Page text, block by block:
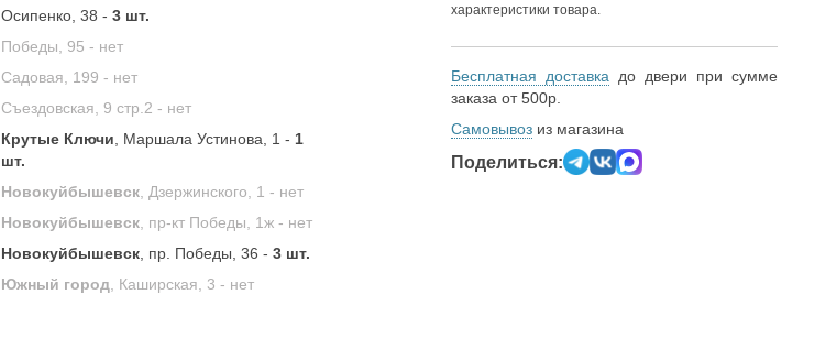
Осипенко, 38 -3 шт.
Победы, 95 - нет
Садовая, 199 - нет
Съездовская, 9 стр.2 - нет
Крутые Ключи , Маршала Устинова, 1 - 1
шт.
Новокуйбышевск , Дзержинского, 1 - нет
Новокуйбышевск , пр-кт Победы, 1ж - нет
Новокуйбышевск , пр. Победы, 36 -3 шт.
Южный город , Каширская, 3 - нет
характеристики товара.
Бесплатная доставка до двери при сумме
заказа от 500р.
Самовывоз из магазина
Поделиться: